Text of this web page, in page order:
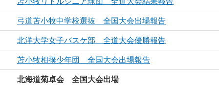
弓道苫小牧中学校選抜 全国大会出場報告
北洋大学女子バスケ部 全道大会優勝報告
苫小牧相撲少年団 全国大会出場報告
北海道菊卓会 全国大会出場